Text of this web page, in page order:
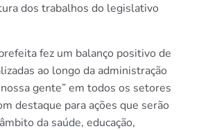
dos trabalhos do legislativo
fez um balanço positivo de
ao longo da administração
gente” em todos os setores
destaque para ações que serão
da saúde, educação,